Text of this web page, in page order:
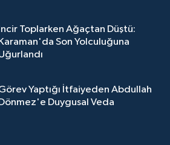
İncir Toplarken Ağaçtan Düştü:
Karaman'da Son Yolculuğuna
Yaptığı İtfaiyeden Abdullah
Duygusal Veda